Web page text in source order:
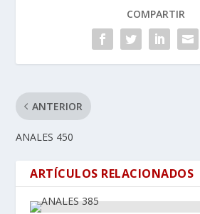
COMPARTIR
ANTERIOR
ANALES 450
ARTÍCULOS RELACIONADOS